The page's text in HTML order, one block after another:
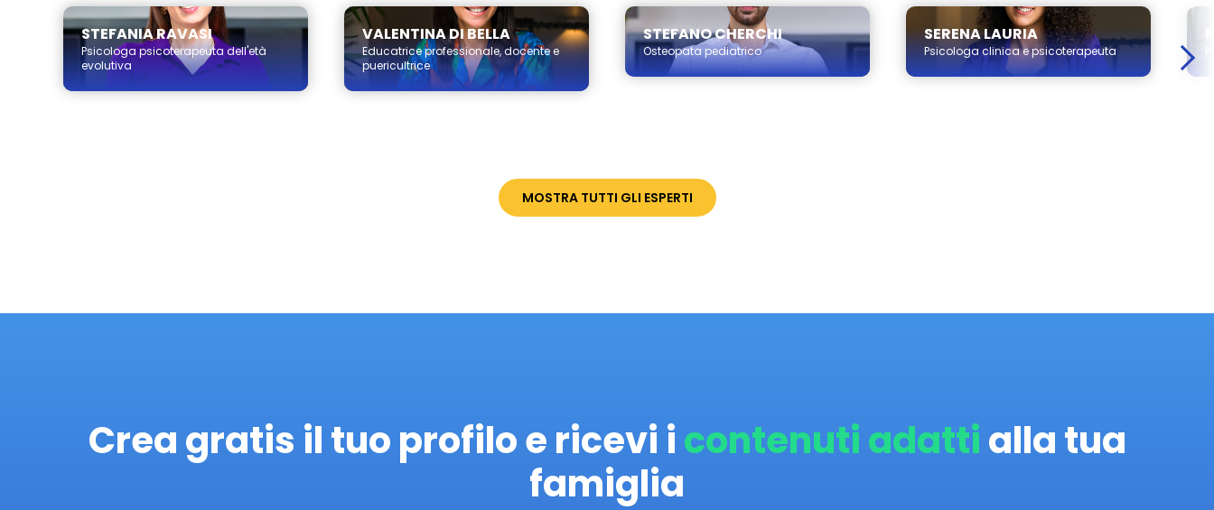
STEFANIA RAVASI
Psicologa psicoterapeuta dell'età
evolutiva
VALENTINA DI BELLA
Educatrice professionale, docente e
puericultrice
STEFANO CHERCHI
Osteopata pediatrico
SERENA LAURIA
Psicologa clinica e psicoterapeuta
MOSTRA TUTTI GLI ESPERTI
Crea gratis il tuo profilo e ricevi icontenuti adattialla tua
famiglia